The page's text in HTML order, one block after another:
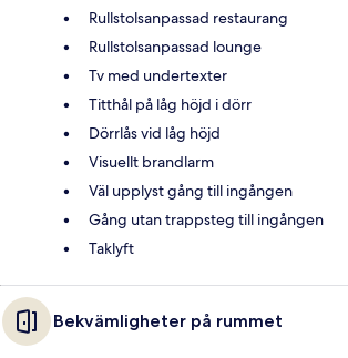
Rullstolsanpassad restaurang
Rullstolsanpassad lounge
Tv med undertexter
Titthål på låg höjd i dörr
Dörrlås vid låg höjd
Visuellt brandlarm
Väl upplyst gång till ingången
Gång utan trappsteg till ingången
Taklyft
Bekvämligheter på rummet